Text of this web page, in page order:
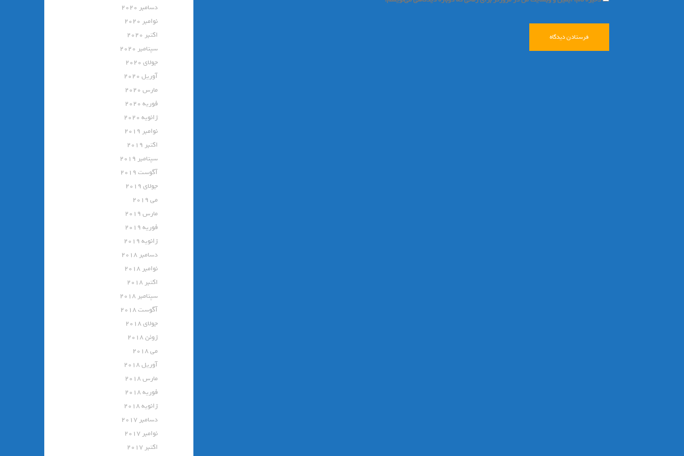
دسامبر 2020
نوامبر 2020
اکتبر 2020
سپتامبر 2020
جولای 2020
آوریل 2020
مارس 2020
فوریه 2020
ژانویه 2020
نوامبر 2019
اکتبر 2019
سپتامبر 2019
آگوست 2019
جولای 2019
می 2019
مارس 2019
فوریه 2019
ژانویه 2019
دسامبر 2018
نوامبر 2018
اکتبر 2018
سپتامبر 2018
آگوست 2018
جولای 2018
ژوئن 2018
می 2018
آوریل 2018
مارس 2018
فوریه 2018
ژانویه 2018
دسامبر 2017
نوامبر 2017
اکتبر 2017